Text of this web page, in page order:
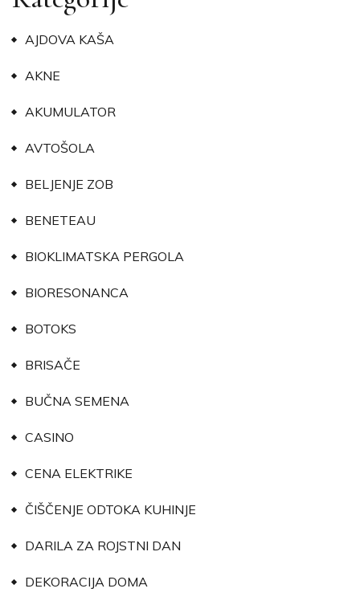
AJDOVA KAŠA
AKNE
AKUMULATOR
AVTOŠOLA
BELJENJE ZOB
BENETEAU
BIOKLIMATSKA PERGOLA
BIORESONANCA
BOTOKS
BRISAČE
BUČNA SEMENA
CASINO
CENA ELEKTRIKE
ČIŠČENJE ODTOKA KUHINJE
DARILA ZA ROJSTNI DAN
DEKORACIJA DOMA